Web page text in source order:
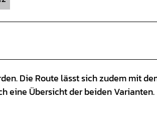
Die Route lässt sich zudem mit
eine Übersicht der beiden Varianten.